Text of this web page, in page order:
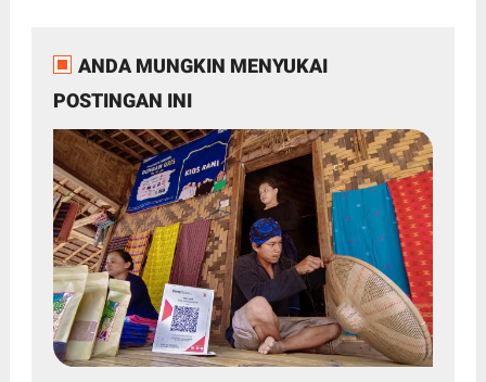
ANDA MUNGKIN MENYUKAI
POSTINGAN INI